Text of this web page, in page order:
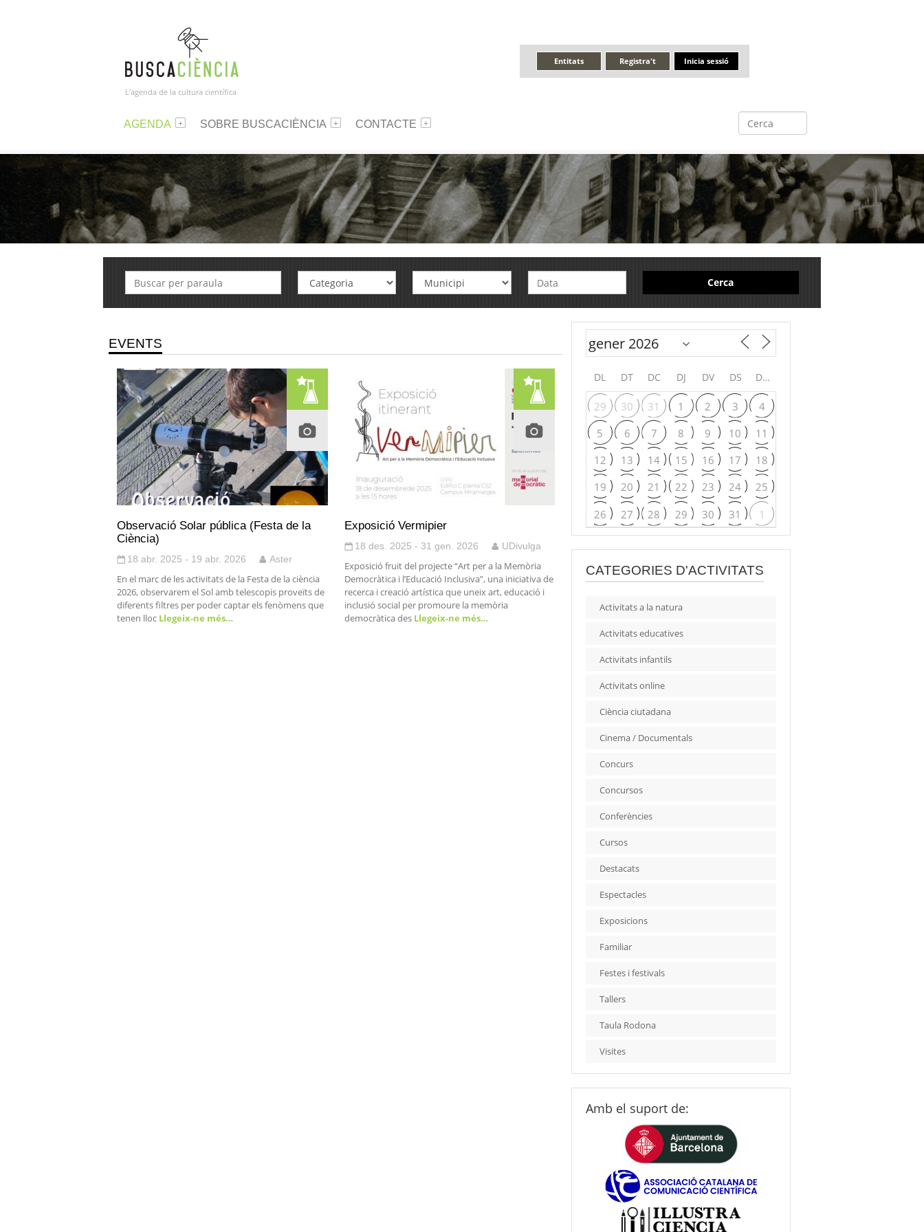
L’agenda de la cultura científica
Inicia sessió
Registra't
Entitats
AGENDA SOBRE BUSCACIÈNCIA CONTACTE
Cerca
EVENTS
Observació Solar pública (Festa de la
Ciència)
18 abr. 2025 - 19 abr. 2026 Aster
En el marc de les activitats de la Festa de la ciència
2026, observarem el Sol amb telescopis proveïts de
diferents filtres per poder captar els fenòmens que
tenen lloc Llegeix-ne més…
Exposició Vermipier
18 des. 2025 - 31 gen. 2026 UDivulga
Exposició fruit del projecte “Art per a la Memòria
Democràtica i l’Educació Inclusiva”, una iniciativa de
recerca i creació artística que uneix art, educació i
inclusió social per promoure la memòria
democràtica desLlegeix-ne més…
DL DT DC DJ DV DS DG
29 30 31 1 2 3
4
5
6 7 8 9 10
11
12
13 14 15 16 17
18
19
20 21 22 23 24
25
26
27 28 29 30 31 1
CATEGORIES D'ACTIVITATS
Activitats a la natura
Activitats educatives
Activitats infantils
Activitats online
Ciència ciutadana
Cinema / Documentals
Concurs
Concursos
Conferències
Cursos
Destacats
Espectacles
Exposicions
Familiar
Festes i festivals
Tallers
Taula Rodona
Visites
Amb el suport de: